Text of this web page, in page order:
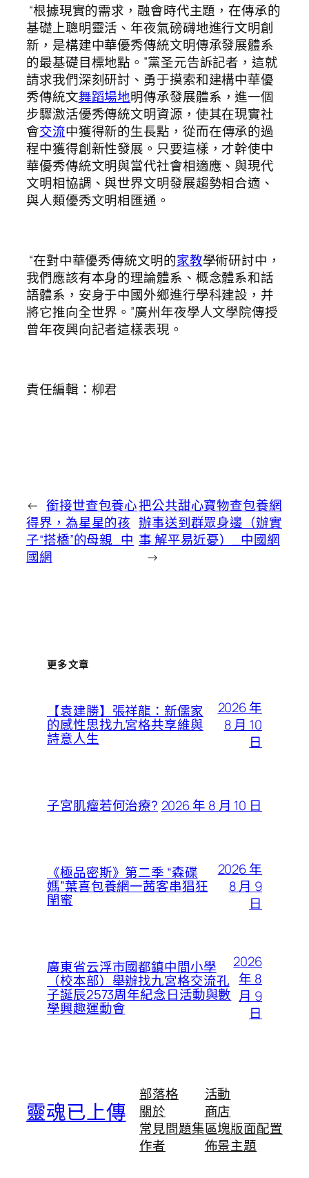
“根據現實的需求，融會時代主題，在傳承的
基礎上聰明靈活、年夜氣磅礴地進行文明創
新，是構建中華優秀傳統文明傳承發展體系
的最基礎目標地點。”黨圣元告訴記者，這就
請求我們深刻研討、勇于摸索和建構中華優
秀傳統文舞蹈場地明傳承發展體系，進一個
步驟激活優秀傳統文明資源，使其在現實社
會交流中獲得新的生長點，從而在傳承的過
程中獲得創新性發展。只要這樣，才幹使中
華優秀傳統文明與當代社會相適應、與現代
文明相協調、與世界文明發展趨勢相合適、
與人類優秀文明相匯通。
“在對中華優秀傳統文明的家教學術研討中，
我們應該有本身的理論體系、概念體系和話
語體系，安身于中國外鄉進行學科建設，并
將它推向全世界。”廣州年夜學人文學院傳授
曾年夜興向記者這樣表現。
責任編輯：柳君
← 銜接世查包養心
得界，為星星的孩
子“搭橋”的母親_中
國網
把公共甜心寶物查包養網
辦事送到群眾身邊（辦實
事 解平易近憂）_中國網
→
更多文章
【袁建勝】張祥龍：新儒家
的感性思找九宮格共享維與
詩意人生
2026 年
8 月 10
日
子宮肌瘤若何治療? 2026 年 8 月 10 日
《極品密斯》第二季 “森碟
媽”葉喜包養網一茜客串猖狂
閨蜜
2026 年
8 月 9
日
廣東省云浮市國都鎮中間小學
（校本部）舉辦找九宮格交流孔
子誕辰2573周年紀念日活動與數
學興趣運動會
2026
年 8
月 9
日
靈魂已上傳
部落格
關於
常見問題集
作者
活動
商店
區塊版面配置
佈景主題